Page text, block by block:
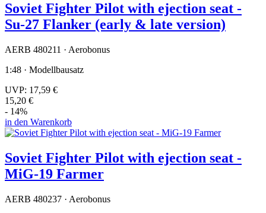
Soviet Fighter Pilot with ejection seat -
Su-27 Flanker (early & late version)
AERB 480211 · Aerobonus
1:48 · Modellbausatz
UVP: 17,59 €
15,20 €
- 14%
in den Warenkorb
Soviet Fighter Pilot with ejection seat -
MiG-19 Farmer
AERB 480237 · Aerobonus